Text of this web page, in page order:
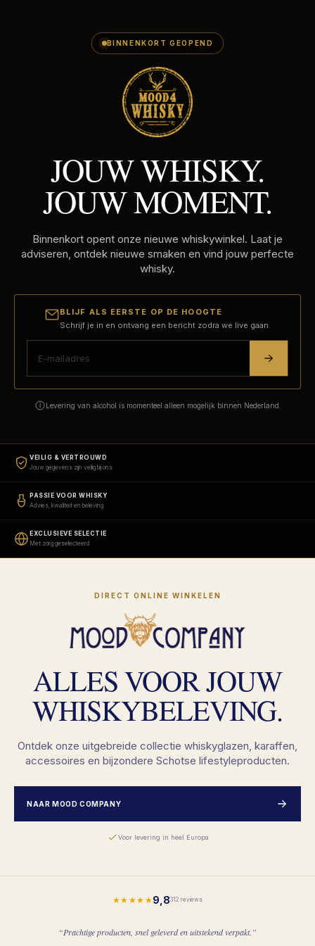
BINNENKORT GEOPEND
JOUW WHISKY.
JOUW MOMENT.
Binnenkort opent onze nieuwe whiskywinkel. Laat je
adviseren, ontdek nieuwe smaken en vind jouw perfecte
whisky.
BLIJF ALS EERSTE OP DE HOOGTE
Schrijf je in en ontvang een bericht zodra we live gaan.
Levering van alcohol is momenteel alleen mogelijk binnen Nederland.
VEILIG & VERTROUWD
Jouw gegevens zijn veilig bij ons
PASSIE VOOR WHISKY
Advies, kwaliteit en beleving
EXCLUSIEVE SELECTIE
Met zorg geselecteerd
DIRECT ONLINE WINKELEN
ALLES VOOR JOUW
WHISKYBELEVING.
Ontdek onze uitgebreide collectie whiskyglazen, karaffen,
accessoires en bijzondere Schotse lifestyleproducten.
NAAR MOOD COMPANY
Voor levering in heel Europa
★★★★★9,8312 reviews
“Prachtige producten, snel geleverd en uitstekend verpakt.”